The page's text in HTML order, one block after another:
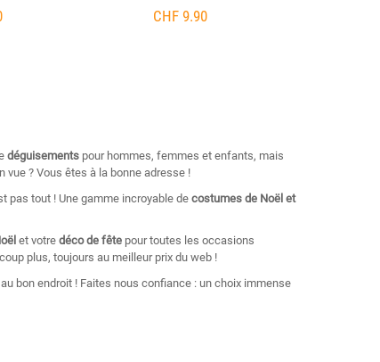
CHF 9.90
déguisements pour hommes, femmes et enfants, mais
vue ? Vous êtes à la bonne adresse !
pas tout ! Une gamme incroyable decostumes de Noël et
et votre déco de fête pour toutes les occasions
plus, toujours au meilleur prix du web !
bon endroit ! Faites nous confiance : un choix immense